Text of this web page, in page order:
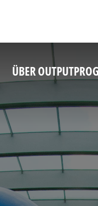
ÜBER OUTPUT